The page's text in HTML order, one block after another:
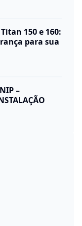
150 e 160:
para sua
–